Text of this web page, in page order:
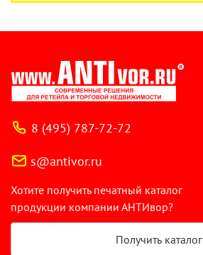
8 (495) 787-72-72
s@antivor.ru
Хотите получить печатный каталог
продукции компании АНТИвор?
Получить каталог